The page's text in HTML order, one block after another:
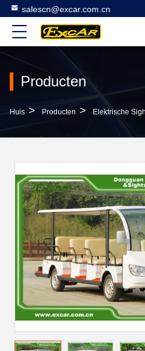
salescn@excar.com.cn
Producten
Huis > Producten > Elektrische